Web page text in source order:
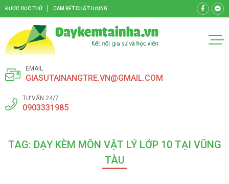
ĐƯỢC HỌC THỬ CAM KẾT CHẤT LƯỢNG
EMAIL
GIASUTAINANGTRE.VN@GMAIL.COM
TƯ VẤN 24/7
0903331985
TAG: DẠY KÈM MÔN VẬT LÝ LỚP 10 TẠI VŨNG
TÀU